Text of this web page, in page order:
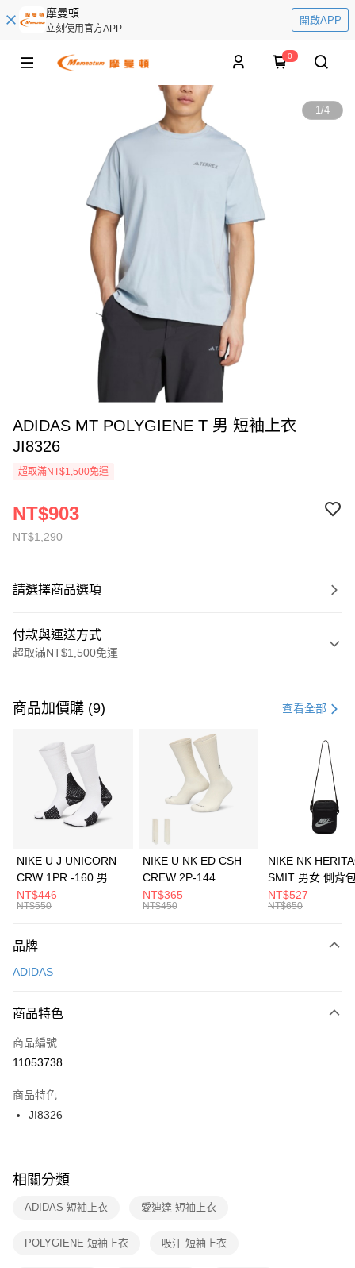
摩曼頓
立刻使用官方APP
開啟APP
0
1/4
ADIDAS MT POLYGIENE T 男 短袖上衣
JI8326
超取滿NT$1,500免運
NT$1,290
NT$903
請選擇商品選項
付款與運送方式
超取滿NT$1,500免運
信用卡一次付款
3 期 0 利率 每期 21家銀行
合作金庫商業銀行
第一商業銀行
華南商業銀行
彰化商業銀行
上海商業儲蓄銀行
元大商業銀行
台灣樂天信用卡公司
Apple Pay
全盈+PAY
AFTEE先享後付
【關於「AFTEE先享後付」】
便利好安心！
３．安心：先確認商品／服務後，再付款。
【「AFTEE先享後付」結帳流程】
１．於結帳方式選擇「AFTEE先享後付」後，將跳轉至「AFTEE先享後付」
２．訂單成立數日內，您將收到繳費通知簡訊。
３．收到繳費通知簡訊後14天內，點擊此簡訊中的連結，可透過四大超商／
ATM／網路銀行／等多元方式進行付款，方視為交易完成。
※ 交易是否成功請以「AFTEE先享後付 」之結帳頁面顯示為準，若有關於
是否繳費成功／繳費後需取消欲退款等相關疑問，請聯繫「AFTEE先享後付
客戶支援中心」https://netprotections.freshdesk.com/support/home
１．透過由恩沛科技股份有限公司提供之「AFTEE先享後付」服務完成之交
運送方式
每筆NT$100，滿NT$1,500(含以上)免運費
宅配
每筆NT$100，滿NT$1,500(含以上)免運費
付款後門市自取
每筆NT$100，滿NT$1,500(含以上)免運費
商品加價購 (9) 查看全部
NIKE U J UNICORN
CRW 1PR -160 男女
中統襪 FZ3393100
NT$446
NT$550
NIKE U NK ED CSH
CREW 2P-144
EMBRDY 男女 短統襪
FZ3073133
NT$365
NT$450
NIKE NK
SMIT 男女 側背
BA5871010
NT$527
NT$650
品牌
ADIDAS
商品特色
商品編號
11053738
商品特色
JI8326
相關分類
ADIDAS 短袖上衣 愛迪達 短袖上衣
POLYGIENE 短袖上衣 吸汗 短袖上衣